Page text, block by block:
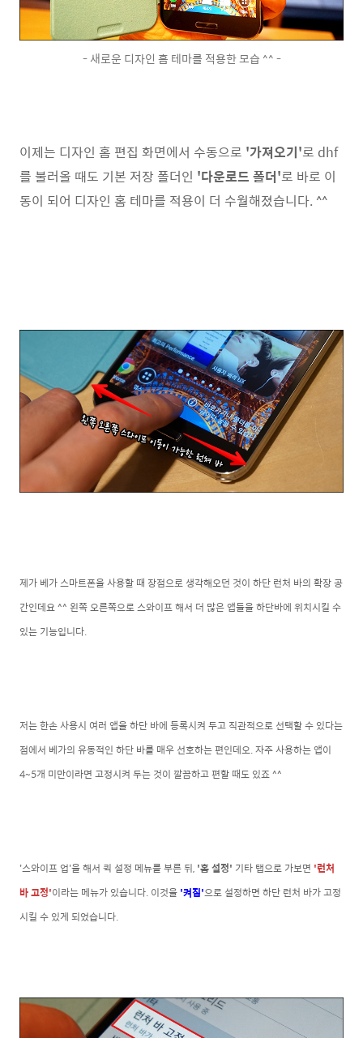
- 새로운 디자인 홈 테마를 적용한 모습 ^^ -
이제는 디자인 홈 편집 화면에서 수동으로 '가져오기'로 dhf
를 불러올 때도 기본 저장 폴더인 '다운로드 폴더'로 바로 이
동이 되어 디자인 홈 테마를 적용이 더 수월해졌습니다. ^^
제가 베가 스마트폰을 사용할 때 장점으로 생각해오던 것이 하단 런처 바의 확장 공
간인데요 ^^ 왼쪽 오른쪽으로 스와이프 해서 더 많은 앱들을 하단바에 위치시킬 수
있는 기능입니다.
저는 한손 사용시 여러 앱을 하단 바에 등록시켜 두고 직관적으로 선택할 수 있다는
점에서 베가의 유동적인 하단 바를 매우 선호하는 편인데오. 자주 사용하는 앱이
4~5개 미만이라면 고정시켜 두는 것이 깔끔하고 편할 때도 있죠 ^^
'스와이프 업'을 해서 퀵 설정 메뉴를 부른 뒤, '홈 설정' 기타 탭으로 가보면 '런처
바 고정'이라는 메뉴가 있습니다. 이것을 '켜짐'으로 설정하면 하단 런처 바가 고정
시킬 수 있게 되었습니다.